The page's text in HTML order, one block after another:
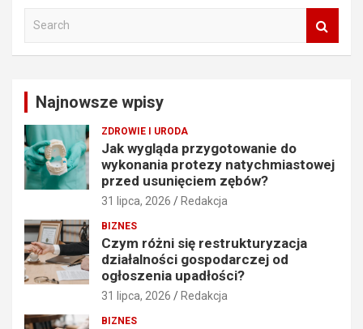
Najnowsze wpisy
ZDROWIE I URODA
Jak wygląda przygotowanie do
wykonania protezy natychmiastowej
przed usunięciem zębów?
31 lipca, 2026 Redakcja
BIZNES
Czym różni się restrukturyzacja
działalności gospodarczej od
ogłoszenia upadłości?
31 lipca, 2026 Redakcja
BIZNES